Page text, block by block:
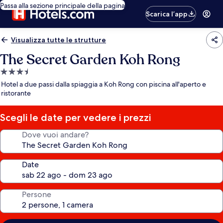
Passa alla sezione principale della pagina
Scarica l’app
Visualizza tutte le strutture
The Secret Garden Koh Rong
Struttura
a
3.5
stelle
Hotel a due passi dalla spiaggia a Koh Rong con piscina all'aperto e
ristorante
Scegli le date per vedere i prezzi
Dove vuoi andare?
Date
Persone